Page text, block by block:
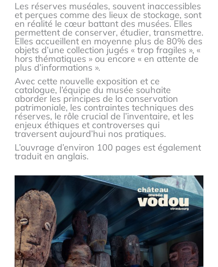
Les réserves muséales, souvent inaccessibles
et perçues comme des lieux de stockage, sont
en réalité le cœur battant des musées. Elles
permettent de conserver, étudier, transmettre.
Elles accueillent en moyenne plus de 80% des
objets d’une collection jugés « trop fragiles », «
hors thématiques » ou encore « en attente de
plus d’informations ».
Avec cette nouvelle exposition et ce
catalogue, l’équipe du musée souhaite
aborder les principes de la conservation
patrimoniale, les contraintes techniques des
réserves, le rôle crucial de l’inventaire, et les
enjeux éthiques et controverses qui
traversent aujourd’hui nos pratiques.
L’ouvrage d’environ 100 pages est également
traduit en anglais.